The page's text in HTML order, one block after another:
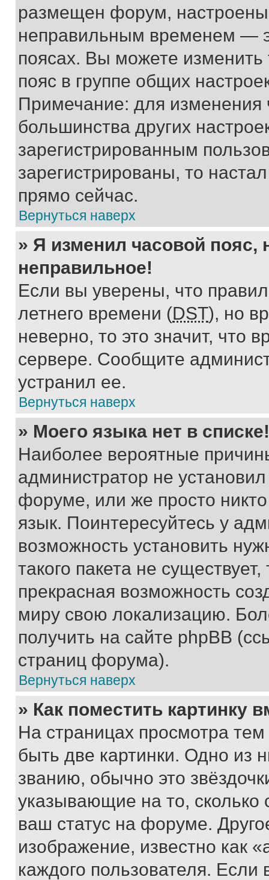
размещен форум, настроены
неправильным временем —
поясах. Вы можете изменить
пояс в группе общих
Примечание: для изменения
большинства других
зарегистрированным
зарегистрированы, то
прямо сейчас.
Вернуться наверх
» Я изменил часовой пояс,
неправильное!
Если вы уверены, что
летнего времени (DST), но
неверно, то это значит, что
сервере. Сообщите
устранил ее.
Вернуться наверх
» Моего языка нет в списке!
Наиболее вероятные
администратор не
форуме, или же просто
язык. Поинтересуйтесь у
возможность установить
такого пакета не
прекрасная возможность
миру свою локализацию.
получить на сайте phpBB
страниц форума).
Вернуться наверх
» Как поместить картинку
На страницах просмотра
быть две картинки. Одно из
званию, обычно это
указывающие на то,
ваш статус на форуме.
изображение, известно как
каждого пользователя.